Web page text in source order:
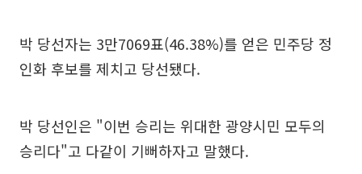
박 당선자는 3만7069표(46.38%)를 얻은 민주당 정
인화 후보를 제치고 당선됐다.
박 당선인은 "이번 승리는 위대한 광양시민 모두의
승리다"고 다같이 기뻐하자고 말했다.